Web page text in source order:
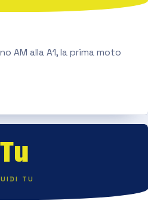
AM alla A1, la prima moto
Tu
TU